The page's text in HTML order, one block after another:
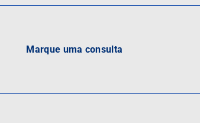
Marque uma consulta